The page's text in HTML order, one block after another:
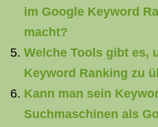
im Google Keyword
macht?
Welche Tools gibt es,
Keyword Ranking zu
Kann man sein
Suchmaschinen als